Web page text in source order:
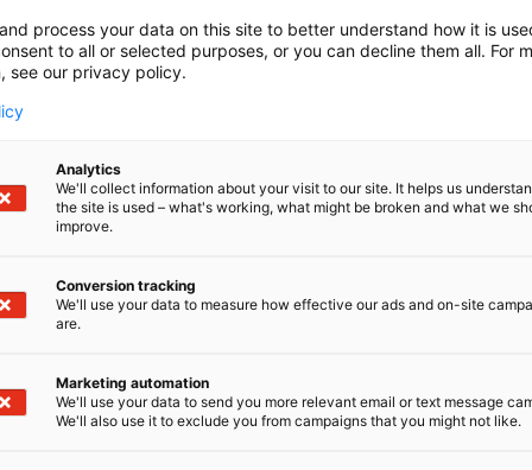
process your data on this site to better understand how it is
to all or selected purposes, or you can decline them all. For
see our privacy policy.
Analytics
We'll collect information about your visit to our site. It helps us
the site is used – what's working, what might be broken and what we
improve.
Conversion tracking
We'll use your data to measure how effective our ads and on-site
are.
Marketing automation
We'll use your data to send you more relevant email or text message
We'll also use it to exclude you from campaigns that you might not like.